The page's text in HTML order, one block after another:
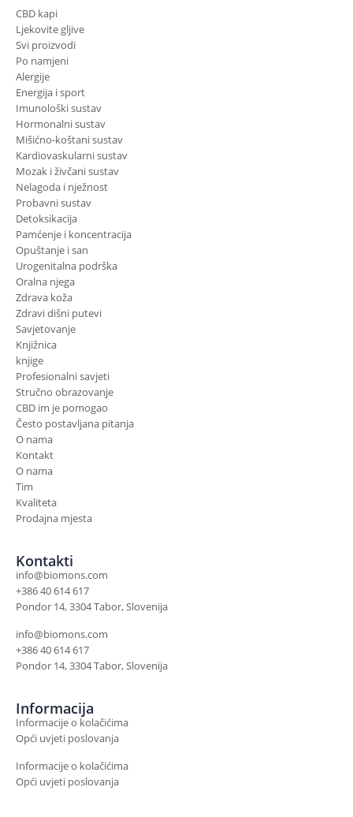
CBD kapi
Ljekovite gljive
Svi proizvodi
Po namjeni
Alergije
Energija i sport
Imunološki sustav
Hormonalni sustav
Mišićno-koštani sustav
Kardiovaskularni sustav
Mozak i živčani sustav
Nelagoda i nježnost
Probavni sustav
Detoksikacija
Pamćenje i koncentracija
Opuštanje i san
Urogenitalna podrška
Oralna njega
Zdrava koža
Zdravi dišni putevi
Savjetovanje
Knjižnica
knjige
Profesionalni savjeti
Stručno obrazovanje
CBD im je pomogao
Često postavljana pitanja
O nama
Kontakt
O nama
Tim
Kvaliteta
Prodajna mjesta
Kontakti
info@biomons.com
+386 40 614 617
Pondor 14, 3304 Tabor, Slovenija
info@biomons.com
+386 40 614 617
Pondor 14, 3304 Tabor, Slovenija
Informacija
Informacije o kolačićima
Opći uvjeti poslovanja
Informacije o kolačićima
Opći uvjeti poslovanja